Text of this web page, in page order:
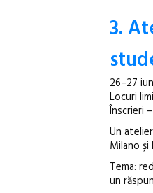
3.
26–27
Locuri
Înscrieri –
Un
Milano
Tema:
un